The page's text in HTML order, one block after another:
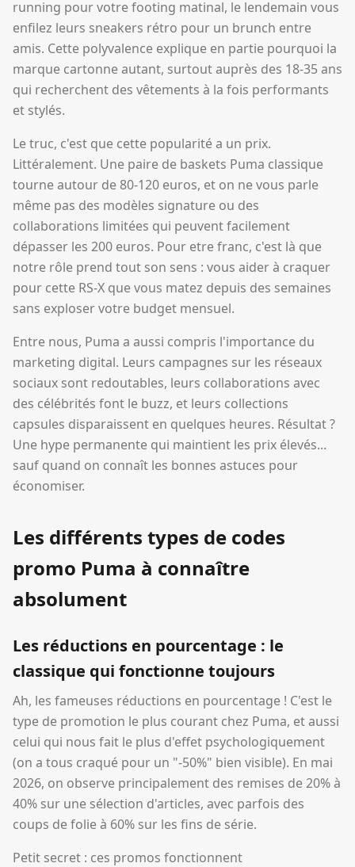
running pour votre footing matinal, le lendemain vous
enfilez leurs sneakers rétro pour un brunch entre
amis. Cette polyvalence explique en partie pourquoi la
marque cartonne autant, surtout auprès des 18-35 ans
qui recherchent des vêtements à la fois performants
et stylés.
Le truc, c'est que cette popularité a un prix.
Littéralement. Une paire de baskets Puma classique
tourne autour de 80-120 euros, et on ne vous parle
même pas des modèles signature ou des
collaborations limitées qui peuvent facilement
dépasser les 200 euros. Pour etre franc, c'est là que
notre rôle prend tout son sens : vous aider à craquer
pour cette RS-X que vous matez depuis des semaines
sans exploser votre budget mensuel.
Entre nous, Puma a aussi compris l'importance du
marketing digital. Leurs campagnes sur les réseaux
sociaux sont redoutables, leurs collaborations avec
des célébrités font le buzz, et leurs collections
capsules disparaissent en quelques heures. Résultat ?
Une hype permanente qui maintient les prix élevés...
sauf quand on connaît les bonnes astuces pour
économiser.
Les différents types de codes
promo Puma à connaître
absolument
Les réductions en pourcentage : le
classique qui fonctionne toujours
Ah, les fameuses réductions en pourcentage ! C'est le
type de promotion le plus courant chez Puma, et aussi
celui qui nous fait le plus d'effet psychologiquement
(on a tous craqué pour un "-50%" bien visible). En mai
2026, on observe principalement des remises de 20% à
40% sur une sélection d'articles, avec parfois des
coups de folie à 60% sur les fins de série.
Petit secret : ces promos fonctionnent